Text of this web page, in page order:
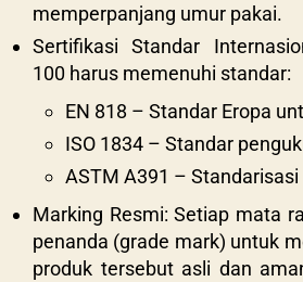
memperpanjang umur pakai.
Sertifikasi Standar
100 harus memenuhi standar:
EN 818 – Standar Eropa
ISO 1834 – Standar
ASTM A391 –
Marking Resmi: Setiap mata
penanda (grade mark) untuk
produk tersebut asli dan